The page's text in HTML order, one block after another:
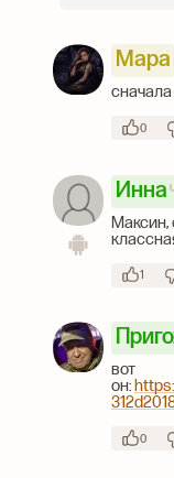
Мара
0
Инна
Максин,
1
вот
он:
0